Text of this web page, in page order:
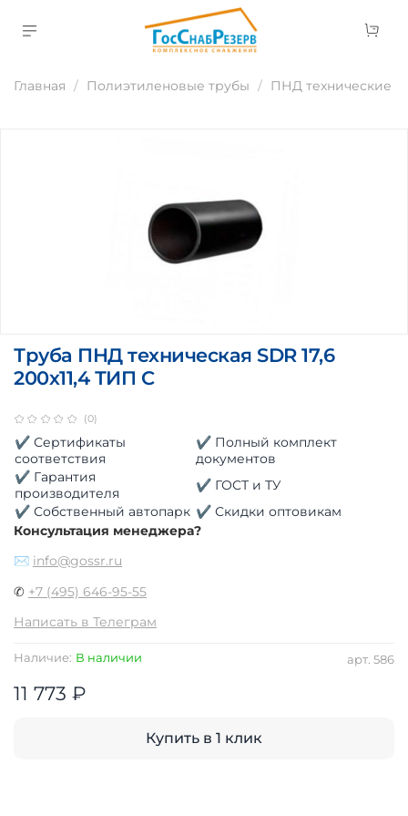
Главная Полиэтиленовые трубы ПНД технические
(0)
арт. 586
Наличие: В наличии
Труба ПНД техническая SDR 17,6
200х11,4 ТИП C
11 773 ₽
Купить в 1 клик
✔ Сертификаты
соответствия
✔ Полный комплект
документов
✔ Гарантия
производителя
✔ ГОСТ и ТУ
✔ Собственный автопарк ✔ Скидки оптовикам
Консультация менеджера?
✉ info@gossr.ru
✆ +7 (495) 646-95-55
Написать в Телеграм